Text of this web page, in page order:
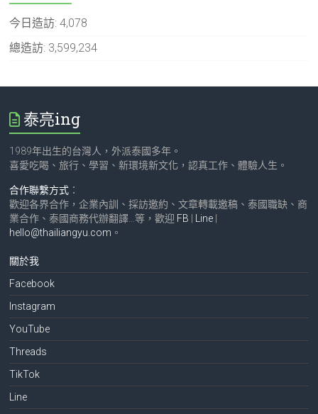
今日造訪:4,078
總造訪: 3,599,234
泰亮ing
1989年出生的台灣人，外派泰國多年。
喜愛吃喝、旅行、學習、新環境新文化，認真工作、體驗人生。
合作聯繫方式 ：
歡迎各界合作，企業內訓、採訪邀約、文章轉載邀稿、泰國職缺、商
業合作、泰國商務代辦翻譯…等，歡迎 FB Line
hello@thailiangyu.com 。
關於我
Facebook
Instagram
YouTube
Threads
TikTok
Line